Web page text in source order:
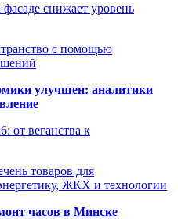
снижает уровень
с помощью
улучшен: аналитики
от веганства к
товаров для
ЖКХ и технологии
часов в Минске